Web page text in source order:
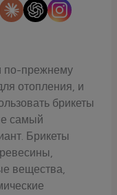
по-прежнему
отопления, и
брикеты
самый
Брикеты
вещества,